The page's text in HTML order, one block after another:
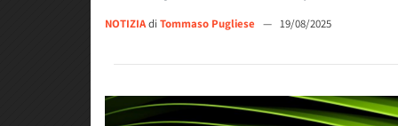
NOTIZIAdi Tommaso Pugliese — 19/08/2025